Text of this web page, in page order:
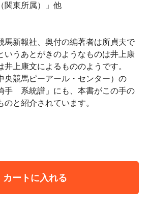
関東所属）」他
馬新報社、奥付の編著者は所貞夫で
いうあとがきのようなものは井上康
上康文によるもののようです。
央競馬ピーアール・センター）の
手 系統譜」にも、本書がこの手の
と紹介されています。
カートに入れる